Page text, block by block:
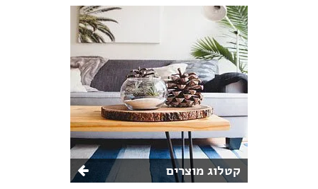
קטלוג מוצרים